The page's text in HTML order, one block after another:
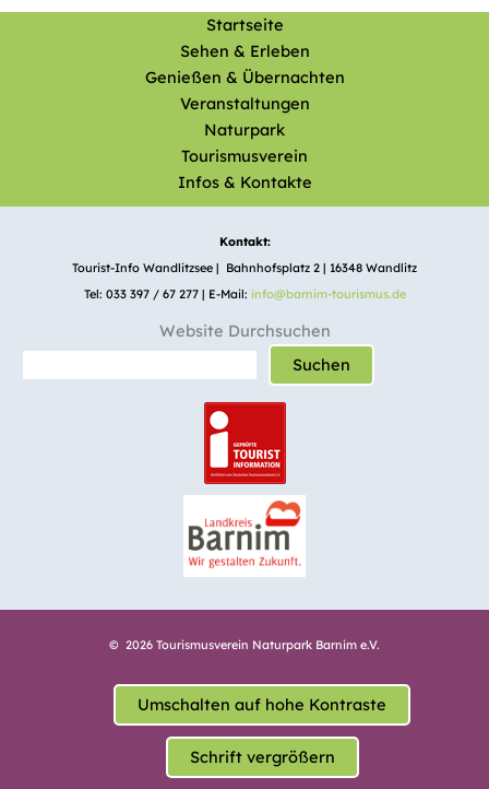
Startseite
Sehen & Erleben
Genießen & Übernachten
Veranstaltungen
Naturpark
Tourismusverein
Infos & Kontakte
Kontakt:
Tourist-Info Wandlitzsee | Bahnhofsplatz 2 | 16348 Wandlitz
Tel: 033 397 / 67 277 | E-Mail: info@barnim-tourismus.de
Website Durchsuchen
Suchen
© 2026 Tourismusverein Naturpark Barnim e.V.
Umschalten auf hohe Kontraste
Schrift vergrößern